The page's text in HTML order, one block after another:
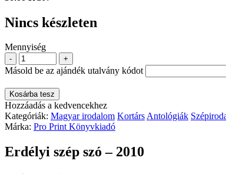
Nincs készleten
Mennyiség
- +
Másold be az ajándék utalvány kódot
Kosárba tesz
Hozzáadás a kedvencekhez
Kategóriák: Magyar irodalom KortársAntológiák
Márka: Pro Print Könyvkiadó
Erdélyi szép szó – 2010